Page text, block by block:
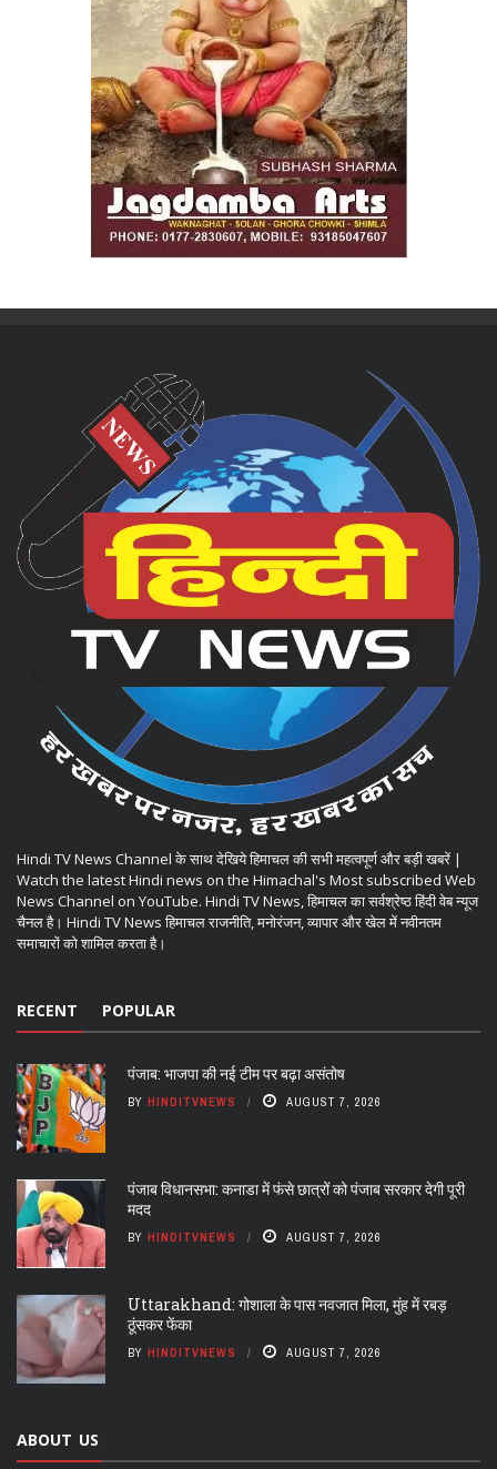
Hindi TV News Channel के साथ देखिये हिमाचल की सभी महत्वपूर्ण और बड़ी खबरें |
Watch the latest Hindi news on the Himachal's Most subscribed Web
News Channel on YouTube. Hindi TV News, हिमाचल का सर्वश्रेष्ठ हिंदी वेब न्यूज
चैनल है। Hindi TV News हिमाचल राजनीति, मनोरंजन, व्यापार और खेल में नवीनतम
समाचारों को शामिल करता है।
RECENT POPULAR
पंजाब: भाजपा की नई टीम पर बढ़ा असंतोष
BY HINDITVNEWS AUGUST 7, 2026
पंजाब विधानसभा: कनाडा में फंसे छात्रों को पंजाब सरकार देगी पूरी
मदद
BY HINDITVNEWS AUGUST 7, 2026
Uttarakhand: गोशाला के पास नवजात मिला, मुंह में रबड़
ठूंसकर फेंका
BY HINDITVNEWS AUGUST 7, 2026
ABOUT US